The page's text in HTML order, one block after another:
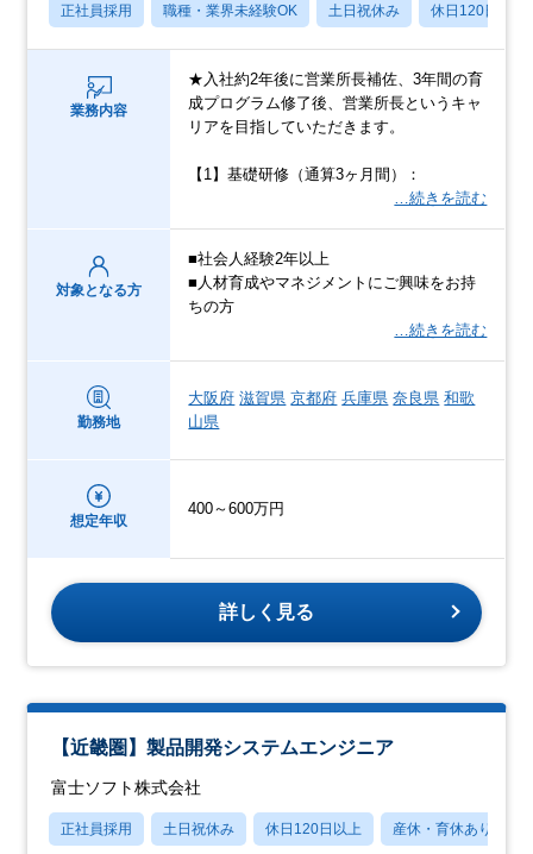
正社員採用 職種・業界未経験OK 土日祝休み 休日120日以上
業務内容
★入社約2年後に営業所長補佐、3年間の育
成プログラム修了後、営業所長というキャ
リアを目指していただきます。
【1】基礎研修（通算3ヶ月間）：
…続きを読む
対象となる方
■社会人経験2年以上
■人材育成やマネジメントにご興味をお持
ちの方
…続きを読む
勤務地
大阪府 滋賀県 京都府 兵庫県 奈良県 和歌
山県
想定年収
400～600万円
詳しく見る
【近畿圏】製品開発システムエンジニア
富士ソフト株式会社
正社員採用 土日祝休み 休日120日以上 産休・育休あり